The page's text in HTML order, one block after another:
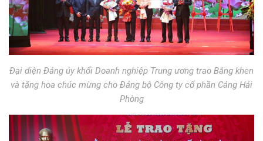
Đại diện Đảng ủy khối Doanh nghiệp Trung ương trao Bằng khen
và tặng hoa chúc mừng cho Đảng bộ Công ty cổ phần Cảng Hải
Phòng